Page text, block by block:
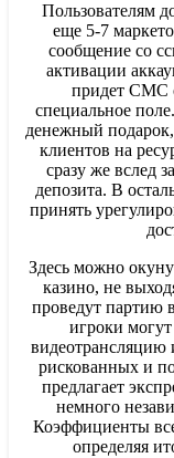
Пользователям
еще 5-7
сообщение со
активации
придет СМС
специальное
денежный
клиентов на
сразу же вслед
депозита. В
принять
Здесь можно
казино, не
проведут партию
игроки
видеотрансляцию
рискованных и
предлагает
немного
Коэффициенты
определяя